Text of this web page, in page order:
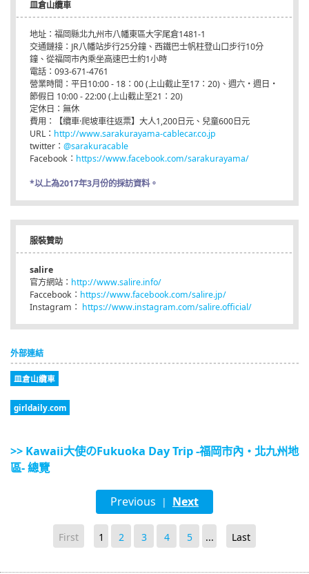
皿倉山纜車
地址：福岡縣北九州市八幡東區大字尾倉1481-1
交通鏈接：JR八幡站步行25分鐘、西鐵巴士帆柱登山口步行10分
鐘、從福岡市內乘坐高速巴士約1小時
電話：093-671-4761
營業時間：平日10:00 - 18：00 (上山截止至17：20)、週六・週日・
節假日 10:00 - 22:00 (上山截止至21：20)
定休日：無休
費用：【纜車·爬坡車往返票】大人1,200日元、兒童600日元
URL： http://www.sarakurayama-cablecar.co.jp
twitter： @sarakuracable
Facebook： https://www.facebook.com/sarakurayama/
*以上為2017年3月份的採訪資料。
服裝贊助
salire
官方網站： http://www.salire.info/
Faccebook： https://www.facebook.com/salire.jp/
Instagram： https://www.instagram.com/salire.official/
外部連結
皿倉山纜車
girldaily.com
>> Kawaii大使のFukuoka Day Trip -福岡市內・北九州地
區- 總覽
Previous | Next
First 1 2 3 4 5 ... Last